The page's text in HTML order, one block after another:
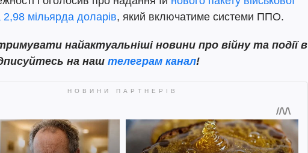
мільярда доларів, який включатиме системи ППО.
найактуальніші новини про війну та події в
на наш телеграм канал!